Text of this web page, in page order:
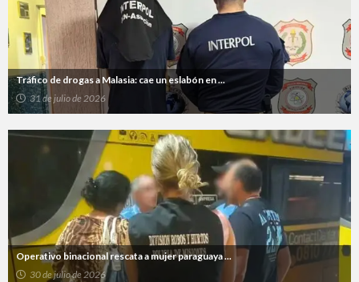
Tráfico de drogas a Malasia: cae un eslabón en ...
31 de julio de 2026
Operativo binacional rescata a mujer paraguaya ...
30 de julio de 2026